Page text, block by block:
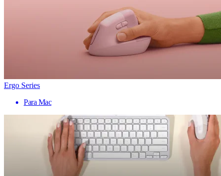
Ergo Series
Para Mac